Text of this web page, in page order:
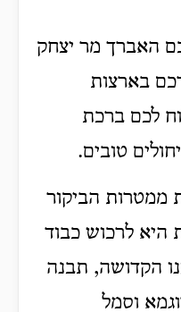
האברך מר יצחק
בארצות
לכם ברכת
טובים.
ממטרות הביקור
היא לרכוש כבוד
הקדושה, תבנה
וסמל